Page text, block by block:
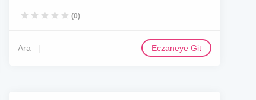
(0)
Ara Eczaneye Git